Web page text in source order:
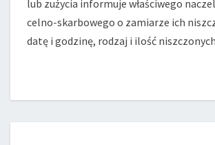
lub zużycia informuje właściwego
celno-skarbowego o zamiarze ich
datę i godzinę, rodzaj i ilość